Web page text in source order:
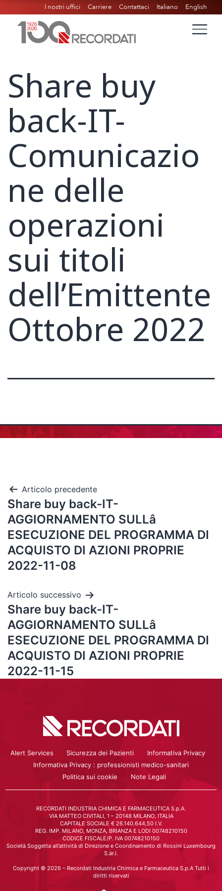
I nostri uffici Carriere Contattaci Italiano English
Share buy
back-IT-
Comunicazio
ne delle
operazioni
sui titoli
dell’Emittente
Ottobre 2022
Articolo precedente
Share buy back-IT-
AGGIORNAMENTO SULLâ
ESECUZIONE DEL PROGRAMMA DI
ACQUISTO DI AZIONI PROPRIE
2022-11-08
Articolo successivo
Share buy back-IT-
AGGIORNAMENTO SULLâ
ESECUZIONE DEL PROGRAMMA DI
ACQUISTO DI AZIONI PROPRIE
2022-11-15
Alert Services Sicurezza dei Pazienti
Informativa Privacy
Informativa Privacy : professionisti medico-sanitari
Politica sui cookie
Note Legali
RECORDATI INDUSTRIA CHIMICA E FARMACEUTICA S.p.A.
VIA MATTEO CIVITALI, 1 – 20148 MILANO, ITALIA
CAPITALE SOCIALE € 26.140.644,50 I.V.
REG. IMP. MILANO, MONZA, BRIANZA E LODI 00748210150
CODICE FISCALE/P. IVA 00748210150
Società Soggetta all’attività di Direzione e Coordinamento di Rossini Luxembourg
S.àr.l.
Copyright © 2026 – Recordati Industria Chimica e Farmaceutica S.p.A Tutti i
diritti riservati